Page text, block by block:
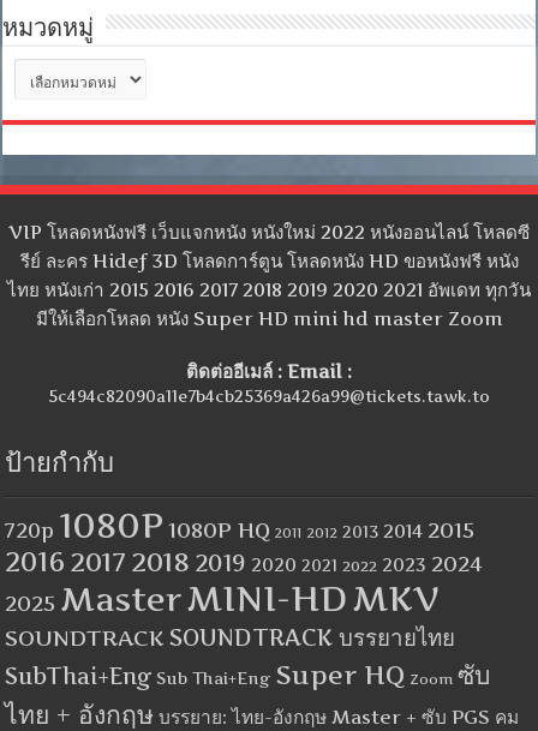
หมวดหมู่
หมู่
VIP โหลดหนังฟรี เว็บแจกหนัง หนังใหม่ 2022 หนังออนไลน์ โหลดซี
รีย์ ละคร Hidef 3D โหลดการ์ตูน โหลดหนัง HD ขอหนังฟรี หนัง
ไทย หนังเก่า 2015 2016 2017 2018 2019 2020 2021 อัพเดท ทุกวัน
มีให้เลือกโหลด หนัง Super HD mini hd master Zoom
ติดต่ออีเมล์ : Email :
5c494c82090a11e7b4cb25369a426a99@tickets.tawk.to
ป้ายกำกับ
720p 1080P 1080P HQ 2011 2012 2013 2014 2015
2016 2017 2018 2019 2020 2021 2022 2023 2024
2025 MasterMINI-HDMKV
SOUNDTRACK SOUNDTRACK บรรยายไทย
SubThai+Eng Sub Thai+Eng Super HQ Zoom ซับ
ไทย + อังกฤษ บรรยาย: ไทย-อังกฤษ Master + ซับ PGS คม